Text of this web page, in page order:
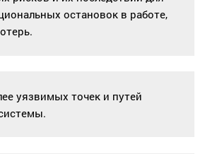
остановок в работе,
уязвимых точек и путей